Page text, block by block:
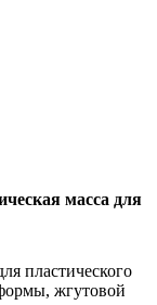
масса для
пластического
жгутовой